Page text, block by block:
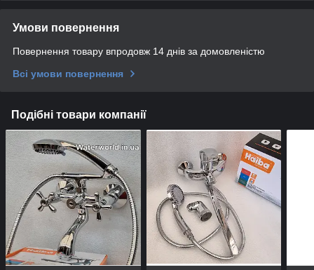
Умови повернення
Повернення товару впродовж 14 днів за домовленістю
Всі умови повернення
Подібні товари компанії